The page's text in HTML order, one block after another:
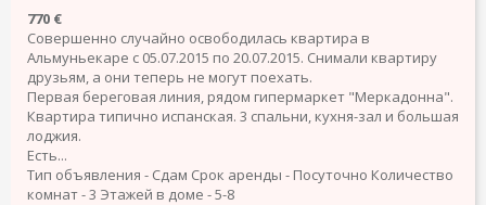
770 €
Совершенно случайно освободилась квартира в
Альмуньекаре с 05.07.2015 по 20.07.2015. Снимали квартиру
друзьям, а они теперь не могут поехать.
Первая береговая линия, рядом гипермаркет "Меркадонна".
Квартира типично испанская. 3 спальни, кухня-зал и большая
лоджия.
Есть...
Тип объявления - Сдам Срок аренды - Посуточно Количество
комнат - 3 Этажей в доме - 5-8